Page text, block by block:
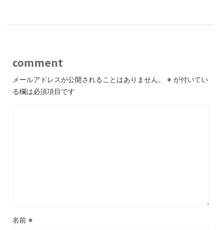
comment
メールアドレスが公開されることはありません。 ※ が付いてい
る欄は必須項目です
名前 ※